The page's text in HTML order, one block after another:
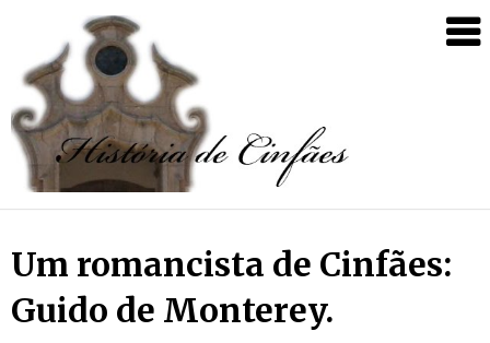
Um romancista de Cinfães:
Guido de Monterey.